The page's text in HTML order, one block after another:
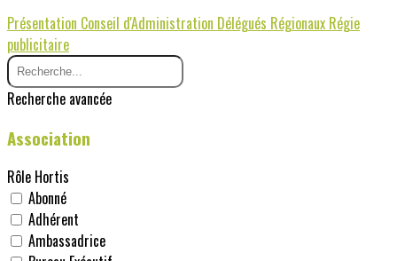
Présentation Conseil d'Administration Délégués Régionaux Régie
publicitaire
Recherche avancée
Association
Rôle Hortis
Abonné
Adhérent
Ambassadrice